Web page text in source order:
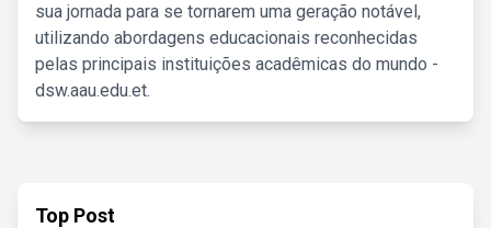
sua jornada para se tornarem uma geração notável,
utilizando abordagens educacionais reconhecidas
pelas principais instituições acadêmicas do mundo -
dsw.aau.edu.et.
Top Post